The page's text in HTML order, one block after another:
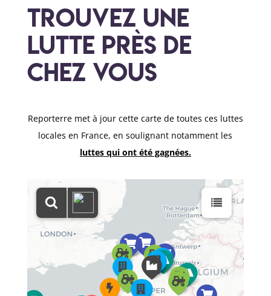
TROUVEZ UNE
LUTTE PRÈS de
chez vous
Reporterre met à jour cette carte de toutes ces luttes
locales en France, en soulignant notamment les
luttes qui ont été gagnées.